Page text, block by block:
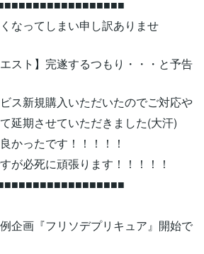
なってしまい申し訳ありませ
スト】完遂するつもり・・・と予告
ス新規購入いただいたのでご対応や
延期させていただきました(大汗)
かったです！！！！！
が必死に頑張ります！！！！！
企画『フリソデプリキュア』開始で